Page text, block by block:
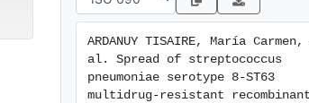
ARDANUY TISAIRE, María
al. Spread of streptococcus
pneumoniae serotype 8-ST63
multidrug-resistant recombinant